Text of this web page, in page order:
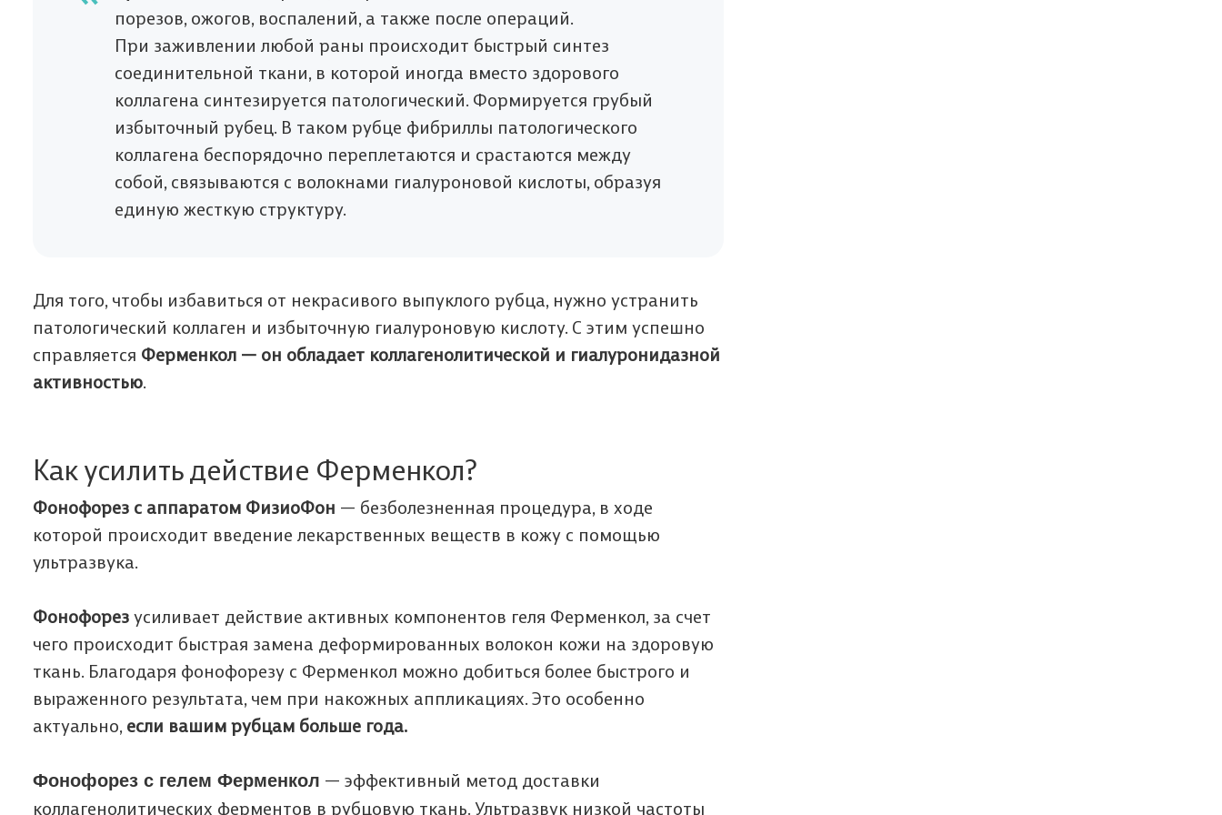
порезов, ожогов, воспалений, а также после операций.
При заживлении любой раны происходит быстрый синтез
соединительной ткани, в которой иногда вместо здорового
коллагена синтезируется патологический. Формируется грубый
избыточный рубец. В таком рубце фибриллы патологического
коллагена беспорядочно переплетаются и срастаются между
собой, связываются с волокнами гиалуроновой кислоты, образуя
единую жесткую структуру.
Для того, чтобы избавиться от некрасивого выпуклого рубца, нужно устранить
патологический коллаген и избыточную гиалуроновую кислоту. С этим успешно
справляется Ферменкол — он обладает коллагенолитической и гиалуронидазной
активностью.
Как усилить действие Ферменкол?
Фонофорез с аппаратом ФизиоФон — безболезненная процедура, в ходе
которой происходит введение лекарственных веществ в кожу с помощью
ультразвука.
Фонофорезусиливает действие активных компонентов геля Ферменкол, за счет
чего происходит быстрая замена деформированных волокон кожи на здоровую
ткань. Благодаря фонофорезу с Ферменкол можно добиться более быстрого и
выраженного результата, чем при накожных аппликациях. Это особенно
актуально, если вашим рубцам больше года.
Фонофорез с гелем Ферменкол — эффективный метод доставки
коллагенолитических ферментов в рубцовую ткань. Ультразвук низкой частоты